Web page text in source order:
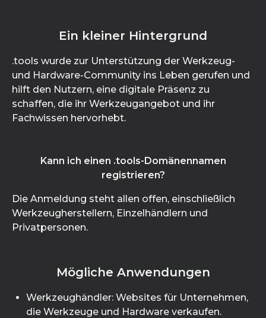
Ein kleiner Hintergrund
.tools wurde zur Unterstützung der Werkzeug-
und Hardware-Community ins Leben gerufen und
hilft den Nutzern, eine digitale Präsenz zu
schaffen, die ihr Werkzeugangebot und ihr
Fachwissen hervorhebt.
Kann ich einen .tools-Domänennamen
registrieren?
Die Anmeldung steht allen offen, einschließlich
Werkzeugherstellern, Einzelhändlern und
Privatpersonen.
Mögliche Anwendungen
Werkzeughändler: Websites für Unternehmen,
die Werkzeuge und Hardware verkaufen.